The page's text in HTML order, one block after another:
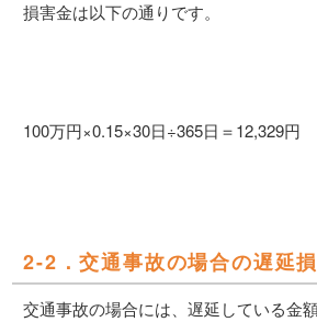
損害金は以下の通りです。
100万円×0.15×30日÷365日＝12,329円
2-2．交通事故の場合の遅延
交通事故の場合には、遅延している金